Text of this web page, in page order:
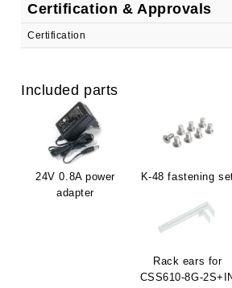
Certification & Approvals
Certification
Included parts
24V 0.8A power
adapter
K-48 fastening
Rack ears for
CSS610-8G-